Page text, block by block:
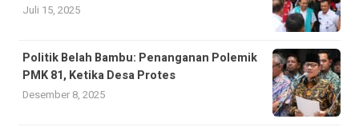
Juli 15, 2025
Politik Belah Bambu: Penanganan Polemik
PMK 81, Ketika Desa Protes
Desember 8, 2025